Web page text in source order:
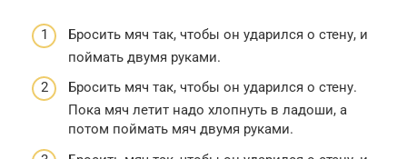
Бросить мяч так, чтобы он ударился о стену, и
поймать двумя руками.
Бросить мяч так, чтобы он ударился о стену.
Пока мяч летит надо хлопнуть в ладоши, а
потом поймать мяч двумя руками.